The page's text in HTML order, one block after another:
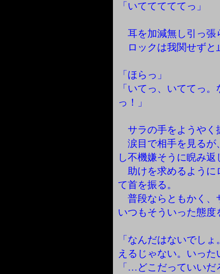
「いてててててっ」
耳を加減無し引っ張
ロックは我関せずと
「ほらっ」
「いてっ、いててっ
っ！」
サラの手をようやく
涙目で相手を見るが
し不機嫌そうに睨み返
助けを求めるように
て首を振る。
普段ならともかく、
いつもそういった態度
「なんだはないでし
えるじゃない。いっ
「…どこだっていいだ